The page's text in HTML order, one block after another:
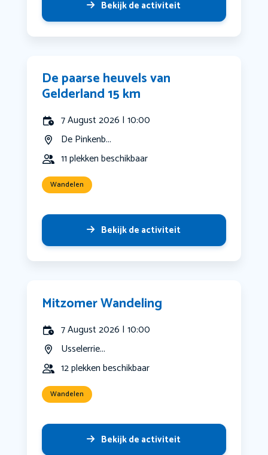
Bekijk de activiteit
De paarse heuvels van
Gelderland 15 km
7 August 2026 | 10:00
De Pinkenb...
11 plekken beschikbaar
Wandelen
Bekijk de activiteit
Mitzomer Wandeling
7 August 2026 | 10:00
Usselerrie...
12 plekken beschikbaar
Wandelen
Bekijk de activiteit